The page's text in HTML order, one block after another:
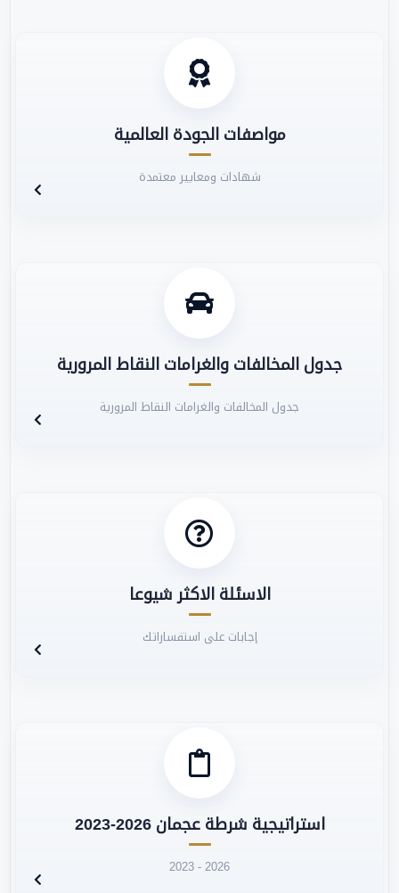
مواصفات الجودة العالمية
شهادات ومعايير معتمدة
جدول المخالفات والغرامات النقاط المرورية
جدول المخالفات والغرامات النقاط المرورية
الاسئلة الاكثر شيوعا
إجابات على استفساراتك
استراتيجية شرطة عجمان 2026-2023
2023 - 2026